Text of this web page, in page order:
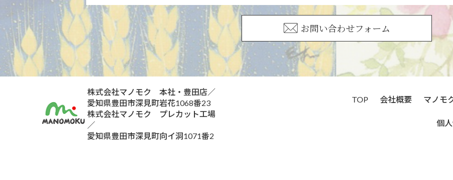
お問い合わせフォーム
株式会社マノモク 本社・豊田店／
愛知県豊田市深見町岩花1068番23
株式会社マノモク プレカット工場
／
愛知県豊田市深見町向イ洞1071番2
TOP 会社概要 マノモ
個